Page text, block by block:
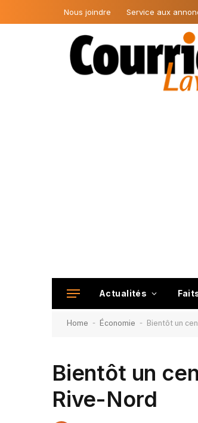
Nous joindre Service aux
Actualités
Home - Économie - Bientôt un
Bientôt un
Rive-Nord